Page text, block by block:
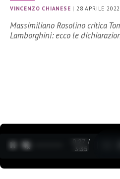
VINCENZO CHIANESE |28 APRILE 2022
Massimiliano Rosolino critica
Lamborghini: ecco le
0:27 /
3:35